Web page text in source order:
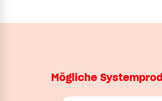
Mögliche